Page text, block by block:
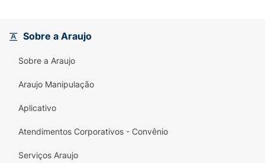
Sobre a Araujo
Sobre a Araujo
Araujo Manipulação
Aplicativo
Atendimentos Corporativos - Convênio
Serviços Araujo